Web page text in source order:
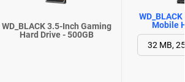
WD_BLACK 3.5-Inch Gaming
Hard Drive - 500GB
Mobile